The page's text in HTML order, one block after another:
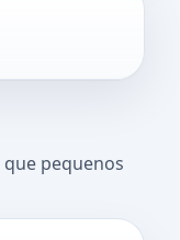
pequenos